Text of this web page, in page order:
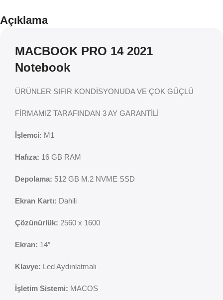
Açıklama
MACBOOK PRO 14 2021
Notebook
ÜRÜNLER SIFIR KONDİSYONUDA VE ÇOK GÜÇLÜ
FİRMAMIZ TARAFINDAN 3 AY GARANTİLİ
İşlemci: M1
Hafıza: 16 GB RAM
Depolama: 512 GB M.2 NVME SSD
Ekran Kartı: Dahili
Çözünürlük: 2560 x 1600
Ekran: 14″
Klavye: Led Aydınlatmalı
İşletim Sistemi: MACOS